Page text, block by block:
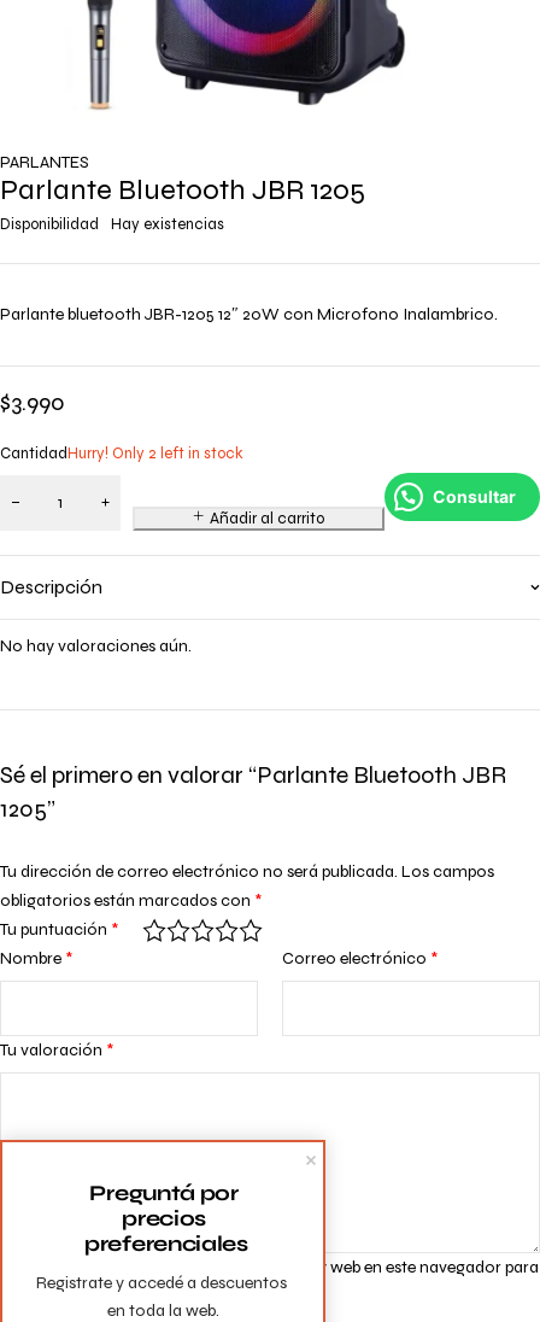
PARLANTES
Parlante Bluetooth JBR 1205
Disponibilidad Hay existencias
Parlante bluetooth JBR-1205 12″ 20W con Microfono Inalambrico.
$3.990
CantidadHurry! Only 2 left in stock
Añadir al carrito
Consultar
Descripción
No hay valoraciones aún.
Sé el primero en valorar “Parlante Bluetooth JBR
1205”
Tu dirección de correo electrónico no será publicada. Los campos
obligatorios están marcados con *
Tu puntuación *
Tu valoración *
Nombre * Correo electrónico *
Guarda mi nombre, correo electrónico y web en este navegador para
la próxima vez que comente.
Registrate y accedé a descuentos
en toda la web.
Preguntá por
precios
preferenciales